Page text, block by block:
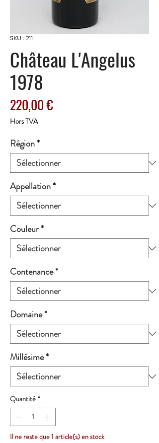
SKU : 211
Château L'Angelus
1978
220,00 €Prix
Hors TVA
Région*
Appellation*
Couleur*
Contenance*
Domaine*
Millésime*
Quantité *
Il ne reste que 1 article(s) en stock